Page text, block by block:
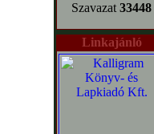
Szavazat 33448
Linkajánló